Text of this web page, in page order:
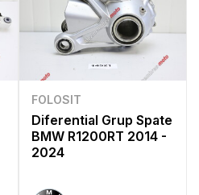
FOLOSIT
Diferential Grup Spate
BMW R1200RT 2014 -
2024